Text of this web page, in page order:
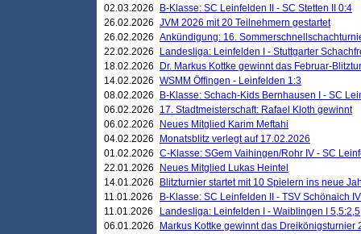
02.03.2026
B-Klasse: SC Leinfelden II - SC Stetten II 0:4
26.02.2026 JVM 2026 mit 20 Teilnehmern gestartet
26.02.2026 Ankündigung: 16.
22.02.2026
Landesliga: Leinfelden I - Stuttgarter
18.02.2026
Dr. Markus Kottke gewinnt das Februar-
14.02.2026 WSMM Öffingen - Leinfelden 1:3
08.02.2026
B-Klasse: Schach-Kids Bernhausen I - SC
06.02.2026
17. Stadtmeisterschaft: Rafael Kloth gewinnt
06.02.2026
Neues Mitglied Karim Meftahi
04.02.2026
Monatsblitz verlegt auf 17.02.2026
01.02.2026 C-Klasse: SGem Vaihingen/Rohr IV - SC
22.01.2026
Neues Mitglied Lukas Heintel
14.01.2026
Blitzturnier startet mit 10 Spielern ins neue
11.01.2026
B-Klasse: SC Leinfelden II - TSV Schönaich
11.01.2026
Landesliga: Leinfelden I - Waiblingen I 5,5:2,5
06.01.2026
Markus Kottke gewinnt das Dreikönigsturnier